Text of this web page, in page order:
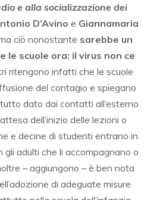
e alla socializzazione dei
D’Avino e Giannamaria
ciò nonostante sarebbe un
le scuole ora: il virus non ce
ritengono infatti che le scuole
del contagio e spiegano
dato dai contatti all’esterno
dell’inizio delle lezioni o
e decine di studenti entrano in
adulti che li accompagnano o
– aggiungono – è ben nota
di adeguate misure